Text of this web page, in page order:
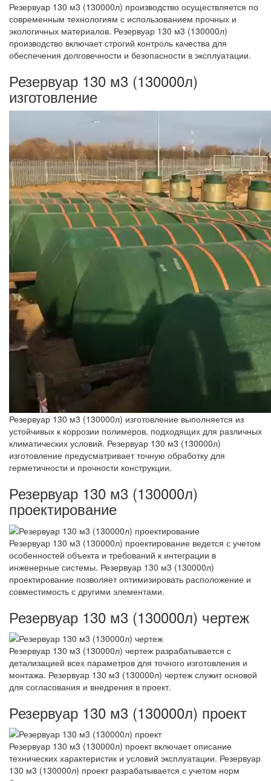
Резервуар 130 м3 (130000л) производство осуществляется по
современным технологиям с использованием прочных и
экологичных материалов. Резервуар 130 м3 (130000л)
производство включает строгий контроль качества для
обеспечения долговечности и безопасности в эксплуатации.
Резервуар 130 м3 (130000л)
изготовление
Резервуар 130 м3 (130000л) изготовление выполняется из
устойчивых к коррозии полимеров, подходящих для различных
климатических условий. Резервуар 130 м3 (130000л)
изготовление предусматривает точную обработку для
герметичности и прочности конструкции.
Резервуар 130 м3 (130000л)
проектирование
Резервуар 130 м3 (130000л) проектирование ведется с учетом
особенностей объекта и требований к интеграции в
инженерные системы. Резервуар 130 м3 (130000л)
проектирование позволяет оптимизировать расположение и
совместимость с другими элементами.
Резервуар 130 м3 (130000л) чертеж
Резервуар 130 м3 (130000л) чертеж разрабатывается с
детализацией всех параметров для точного изготовления и
монтажа. Резервуар 130 м3 (130000л) чертеж служит основой
для согласования и внедрения в проект.
Резервуар 130 м3 (130000л) проект
Резервуар 130 м3 (130000л) проект включает описание
технических характеристик и условий эксплуатации. Резервуар
130 м3 (130000л) проект разрабатывается с учетом норм